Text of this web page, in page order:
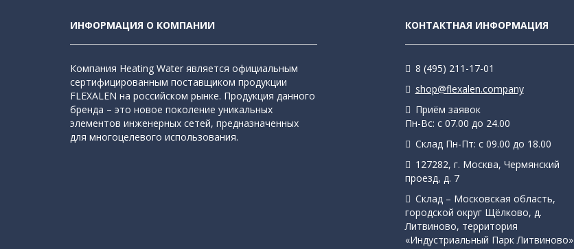
ИНФОРМАЦИЯ О КОМПАНИИ
Компания Heating Water является официальным
сертифицированным поставщиком продукции
FLEXALEN на российском рынке. Продукция данного
бренда – это новое поколение уникальных
элементов инженерных сетей, предназначенных
для многоцелевого использования.
КОНТАКТНАЯ ИНФОРМАЦИЯ
8 (495) 211-17-01
shop@flexalen.company
Приём заявок
Пн-Вс: с 07.00 до 24.00
Склад Пн-Пт: с 09.00 до 18.00
127282, г. Москва, Чермянский
проезд, д. 7
Склад – Московская область,
городской округ Щёлково, д.
Литвиново, территория
«Индустриальный Парк Литвиново»